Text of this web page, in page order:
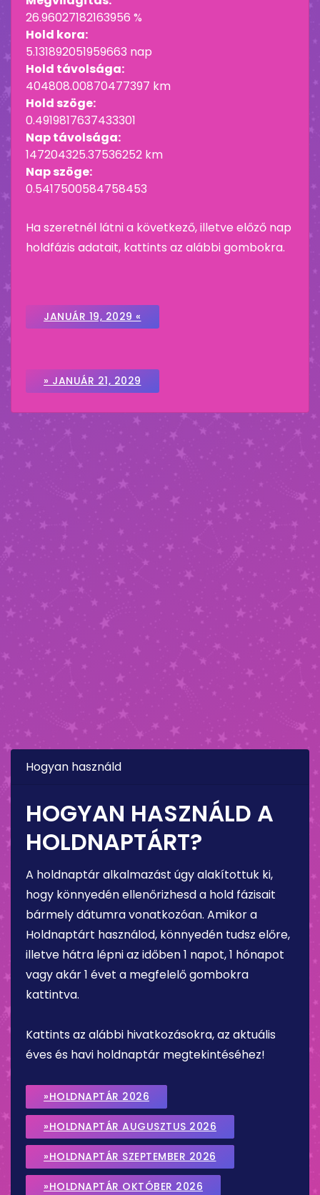
26.96027182163956 %
Hold kora:
5.131892051959663 nap
Hold távolsága:
404808.00870477397 km
Hold szöge:
0.4919817637433301
Nap távolsága:
147204325.37536252 km
Nap szöge:
0.5417500584758453
Ha szeretnél látni a következő, illetve előző nap
holdfázis adatait, kattints az alábbi gombokra.
JANUÁR 19, 2029 «
» JANUÁR 21, 2029
Hogyan használd
HOGYAN HASZNÁLD A
HOLDNAPTÁRT?
A holdnaptár alkalmazást úgy alakítottuk ki,
hogy könnyedén ellenőrizhesd a hold fázisait
bármely dátumra vonatkozóan. Amikor a
Holdnaptárt használod, könnyedén tudsz előre,
illetve hátra lépni az időben 1 napot, 1 hónapot
vagy akár 1 évet a megfelelő gombokra
kattintva.
Kattints az alábbi hivatkozásokra, az aktuális
éves és havi holdnaptár megtekintéséhez!
»HOLDNAPTÁR 2026
»HOLDNAPTÁR AUGUSZTUS 2026
»HOLDNAPTÁR SZEPTEMBER 2026
»HOLDNAPTÁR OKTÓBER 2026